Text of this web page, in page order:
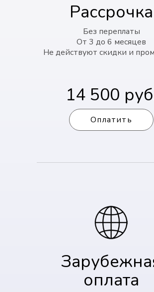
14 500
Без переплаты
От 3 до 6 месяцев
Не действуют скидки и
Рассрочка
Оплатить
оплата